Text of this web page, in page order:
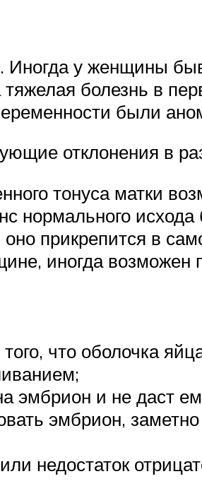
у женщины
болезнь в
были
отклонения в
тонуса матки
нормального исхода
прикрепится в
иногда
что оболочка
эмбрион и не даст
эмбрион,
недостаток